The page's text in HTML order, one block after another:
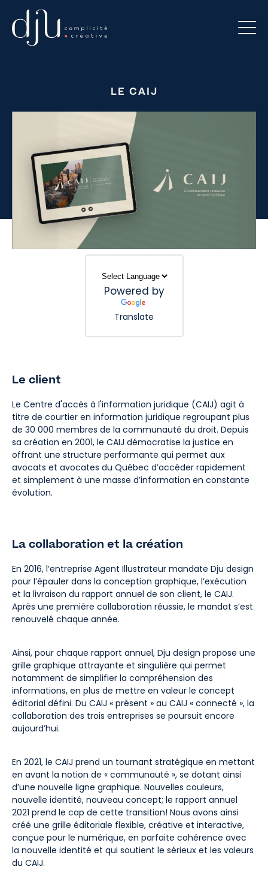
LE CAIJ
Powered by
Translate
Le client
Le Centre d'accès à l'information juridique (CAIJ) agit à
titre de courtier en information juridique regroupant plus
de 30 000 membres de la communauté du droit. Depuis
sa création en 2001, le CAIJ démocratise la justice en
offrant une structure performante qui permet aux
avocats et avocates du Québec d’accéder rapidement
et simplement à une masse d’information en constante
évolution.
La collaboration et la création
En 2016, l’entreprise Agent Illustrateur mandate Dju design
pour l’épauler dans la conception graphique, l’exécution
et la livraison du rapport annuel de son client, le CAIJ.
Après une première collaboration réussie, le mandat s’est
renouvelé chaque année.
Ainsi, pour chaque rapport annuel, Dju design propose une
grille graphique attrayante et singulière qui permet
notamment de simplifier la compréhension des
informations, en plus de mettre en valeur le concept
éditorial défini. Du CAIJ « présent » au CAIJ « connecté », la
collaboration des trois entreprises se poursuit encore
aujourd’hui.
En 2021, le CAIJ prend un tournant stratégique en mettant
en avant la notion de « communauté », se dotant ainsi
d’une nouvelle ligne graphique. Nouvelles couleurs,
nouvelle identité, nouveau concept; le rapport annuel
2021 prend le cap de cette transition! Nous avons ainsi
créé une grille éditoriale flexible, créative et interactive,
conçue pour le numérique, en parfaite cohérence avec
la nouvelle identité et qui soutient le sérieux et les valeurs
du CAIJ.